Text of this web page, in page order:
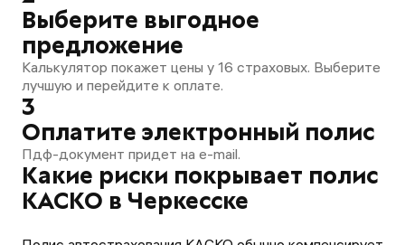
Выберите выгодное
предложение
Калькулятор покажет цены у 16 страховых. Выберите
лучшую и перейдите к оплате.
3
Оплатите электронный полис
Пдф-документ придет на e-mail.
Какие риски покрывает полис
КАСКО в Черкесске